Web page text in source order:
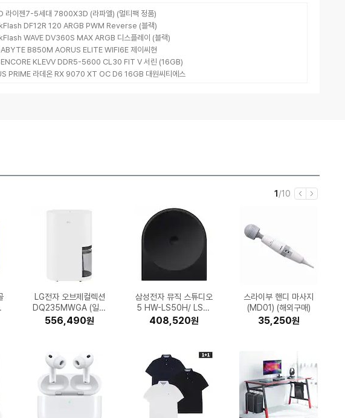
라이젠7-5세대 7800X3D (라파엘) (멀티팩 정품)
DF12R 120 ARGB PWM Reverse (블랙)
WAVE DV360S MAX ARGB 디스플레이 (블랙)
B850M AORUS ELITE WIFI6E 제이씨현
KLEVV DDR5-5600 CL30 FIT V 서린 (16GB)
PRIME 라데온 RX 9070 XT OC D6 16GB 대원씨티에스
현
1 /전
10
이 다
LG전자 오브제컬렉션
DQ235MWGA (일반
구매)
556,490원
삼성전자 뮤직 스튜디오
5 HW-LS50H/ LS51
H (정품)
408,520원
스라이부 핸디 마사지
(MD01) (해외구매)
35,250원
시디즈 베이직 오피스
체어
155,370원
SK엔무브 지크 X7 SP
5W30 4L (1개)
18,590원
스탠리 퀜처 H2.0 플로
우스테이트 텀블러 88
7ml (일반)
26,950원
삼성전자 SL-C563W
(기본토너)
352,000원
ASUS 비보북 16 X16
07AA-MB045W (SS
D 512GB)
1,169,000원
듀오백 Q1 Airo 메쉬
사무용 컴퓨터 책상 의
자
216,630원
카멜인터내셔널 카멜마
운트 핏쳐 E2 고강도 듀
얼 스퀘어 프레임 모션
305,100원
캐논 파워샷 V1 (정품)
1,169,090원
아누아 피디알엔 히알루
론산 캡슐 100 세럼 30
ml (1개)
17,510원
린백 책상 의자 LB221
HA
98,000원
햇살드리 2025 햅쌀 수
향미 상등급 10kg (1개)
42,490원
K2 플라이하이크 프라
임 FUS24G21-C2
74,520원
SK엔무브 지크 X7 LS
5W30 6L (1개)
29,920원
LG생활건강 피지(FIJI)
모락셀라 냄새제거 뽀송
한 코튼향 2.1L (1개)
14,720원
삼성전자 올레드 KQ55
SF8EAEXKR (스탠드)
1,135,510원
Microsoft Windows
11 Pro (처음사용자용
한글)
168,990원
대상웰라이프 뉴케어 구
수한맛 200ml (30개)
46,700원
고려은단 비타민C 100
0 600정 (1개)
40,020원
Microsoft Office 2
024 Home & Busine
ss (PKC 한글)
29,000원
삼성전자 DV90TA04
0TE (일반판매처)
512,140원
알앤더스 캐디톡 미니온
2
196,790원
iFLYTEK AI 스마트 통
역기 4.0 (정품)
310,000원
깨끗한나라 순수 프리미
엄 30m (30롤) (3팩)
35,760원
삼성전자 비스포크 무풍
윈도우핏 AW06C715
5EWAZ (무료설치)
890,000원
세이코 남성 셀렉션 S시
리즈_SBTH007
208,000원
시디즈 T50 AIR LIGH
T 메쉬 의자
262,650원
한국타이어 벤투스 에어
S H472 245/45R18
(전국무료장착)
161,960원